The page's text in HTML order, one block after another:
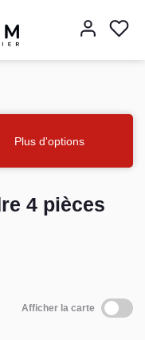
Plus d'options
4 pièces
Afficher la carte